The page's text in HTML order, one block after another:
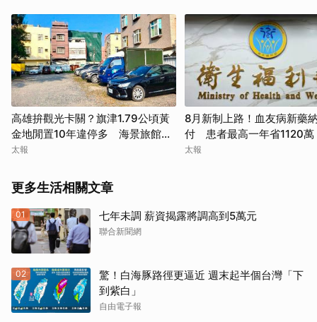
高雄拚觀光卡關？旗津1.79公頃黃
金地閒置10年違停多 海景旅館夢
停擺
太報
8月新制上路！血友病新藥
付 患者最高一年省1120萬
太報
更多生活相關文章
01 七年未調 薪資揭露將調高到5萬元
聯合新聞網
02
驚！白海豚路徑更逼近 週末起半個台灣「下
到紫白」
自由電子報